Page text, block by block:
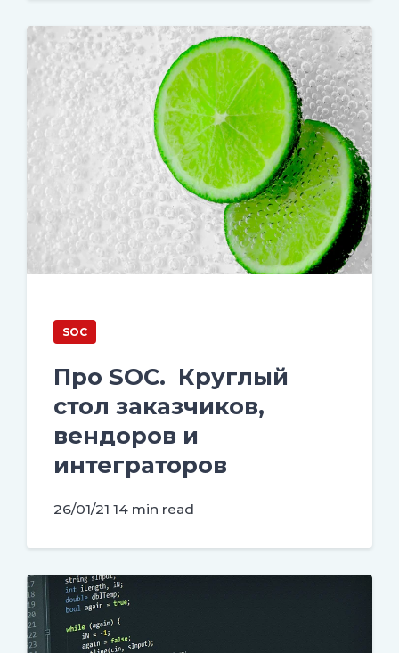
SOC
Про SOC. Круглый
стол заказчиков,
вендоров и
интеграторов
26/01/21 14 min read